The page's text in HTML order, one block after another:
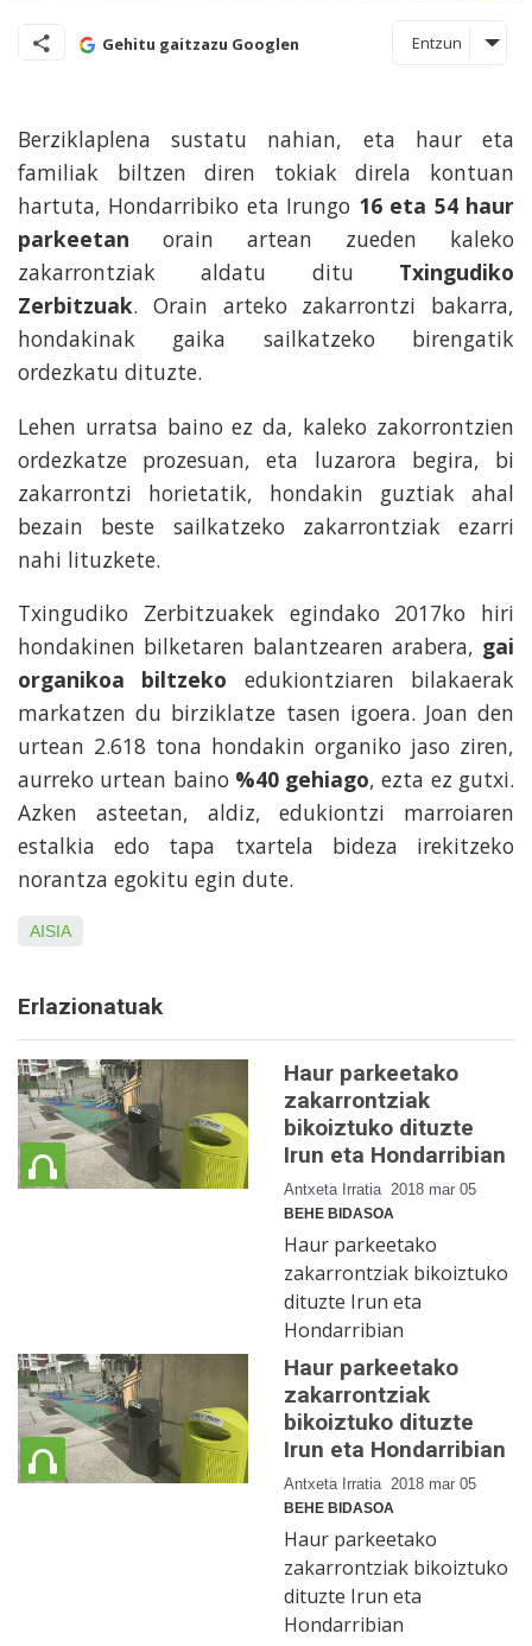
Gehitu gaitzazu Googlen Entzun
Berziklaplena sustatu nahian, eta haur eta
familiak biltzen diren tokiak direla kontuan
hartuta, Hondarribiko eta Irungo 16 eta 54 haur
parkeetan orain artean zueden kaleko
zakarrontziak aldatu ditu Txingudiko
Zerbitzuak. Orain arteko zakarrontzi bakarra,
hondakinak gaika sailkatzeko birengatik
ordezkatu dituzte.
Lehen urratsa baino ez da, kaleko zakorrontzien
ordezkatze prozesuan, eta luzarora begira, bi
zakarrontzi horietatik, hondakin guztiak ahal
bezain beste sailkatzeko zakarrontziak ezarri
nahi lituzkete.
Txingudiko Zerbitzuakek egindako 2017ko hiri
hondakinen bilketaren balantzearen arabera, gai
organikoa biltzeko edukiontziaren bilakaerak
markatzen du birziklatze tasen igoera. Joan den
urtean 2.618 tona hondakin organiko jaso ziren,
aurreko urtean baino %40 gehiago, ezta ez gutxi.
Azken asteetan, aldiz, edukiontzi marroiaren
estalkia edo tapa txartela bideza irekitzeko
norantza egokitu egin dute.
AISIA
Erlazionatuak
Haur parkeetako
zakarrontziak
bikoiztuko dituzte
Irun eta Hondarribian
Antxeta Irratia 2018 mar 05
BEHE BIDASOA
Haur parkeetako
zakarrontziak bikoiztuko
dituzte Irun eta
Hondarribian
Haur parkeetako
zakarrontziak
bikoiztuko dituzte
Irun eta Hondarribian
Antxeta Irratia 2018 mar 05
BEHE BIDASOA
Haur parkeetako
zakarrontziak bikoiztuko
dituzte Irun eta
Hondarribian